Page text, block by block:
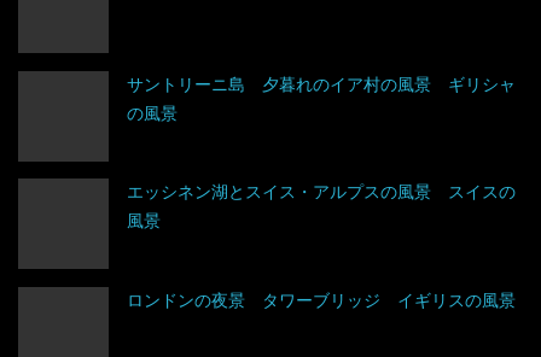
サントリーニ島 夕暮れのイア村の風景 ギリシャ
の風景
エッシネン湖とスイス・アルプスの風景 スイスの
風景
ロンドンの夜景 タワーブリッジ イギリスの風景
アイスランド